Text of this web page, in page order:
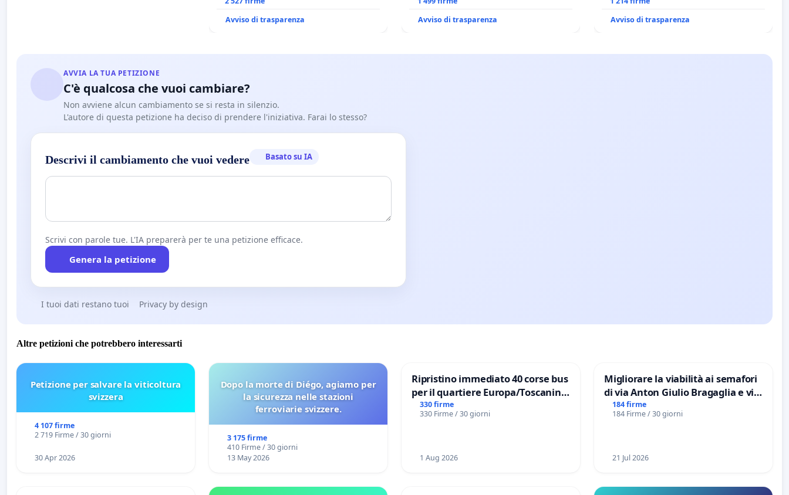
Avviso di trasparenza
Avviso di trasparenza
Avviso di trasparenza
AVVIA LA TUA PETIZIONE
C'è qualcosa che vuoi cambiare?
Non avviene alcun cambiamento se si resta in silenzio.
L'autore di questa petizione ha deciso di prendere l'iniziativa. Farai lo stesso?
Descrivi il cambiamento che vuoi vedere Basato su IA
Scrivi con parole tue. L'IA preparerà per te una petizione efficace.
Genera la petizione
I tuoi dati restano tuoi Privacy by design
Altre petizioni che potrebbero interessarti
Petizione per salvare la viticoltura
svizzera
4 107 firme
2 719 Firme / 30 giorni
30 Apr 2026
Dopo la morte di Diégo, agiamo per
la sicurezza nelle stazioni
ferroviarie svizzere.
3 175 firme
410 Firme / 30 giorni
13 May 2026
Ripristino immediato 40 corse bus
per il quartiere Europa/Toscanini
di Aprilia
330 firme
330 Firme / 30 giorni
1 Aug 2026
Migliorare la viabilità ai semafori
di via Anton Giulio Bragaglia e via
Tieri XV MUNICIPIO DI ROMA
184 firme
184 Firme / 30 giorni
21 Jul 2026